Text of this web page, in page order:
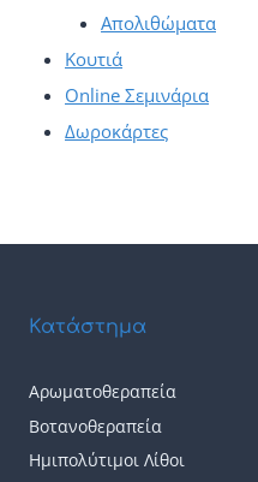
Απολιθώματα
Κουτιά
Online Σεμινάρια
Δωροκάρτες
Κατάστημα
Αρωματοθεραπεία
Βοτανοθεραπεία
Ημιπολύτιμοι Λίθοι